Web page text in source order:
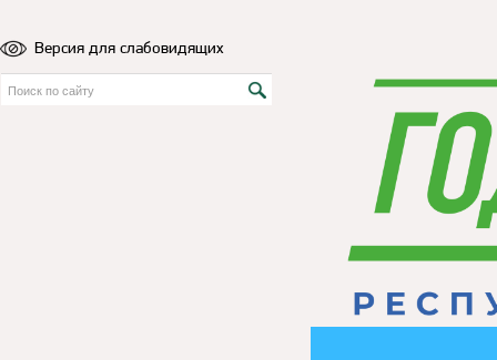
Версия для слабовидящих